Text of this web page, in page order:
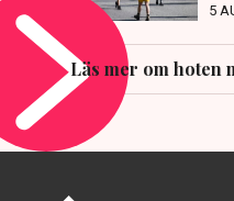
5
Läs mer om hoten